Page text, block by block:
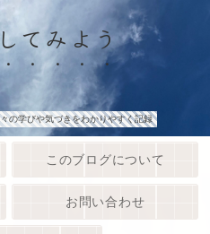
てみよう
の学びや気づきをわかりやすく記録
このブログについて
お問い合わせ